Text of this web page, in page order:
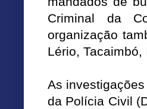
Criminal da
organização
Lério,
As
da Polícia Civil